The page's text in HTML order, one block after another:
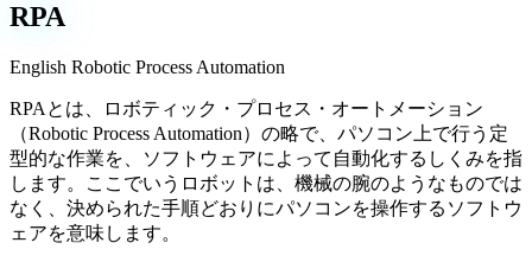
RPA
English Robotic Process Automation
RPAとは、ロボティック・プロセス・オートメーション
（Robotic Process Automation）の略で、パソコン上で行う定
型的な作業を、ソフトウェアによって自動化するしくみを指
します。ここでいうロボットは、機械の腕のようなものでは
なく、決められた手順どおりにパソコンを操作するソフトウ
ェアを意味します。